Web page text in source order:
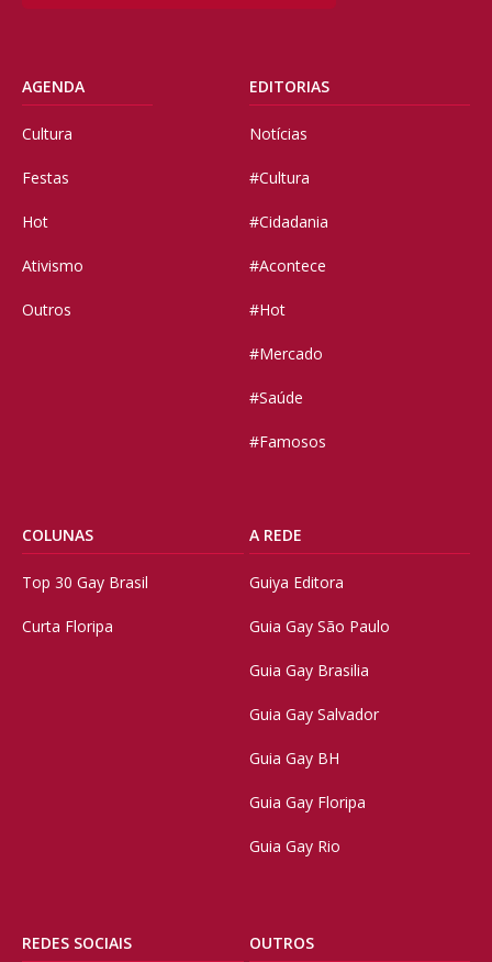
AGENDA
Cultura
Festas
Hot
Ativismo
Outros
EDITORIAS
Notícias
#Cultura
#Cidadania
#Acontece
#Hot
#Mercado
#Saúde
#Famosos
COLUNAS
Top 30 Gay Brasil
Curta Floripa
A REDE
Guiya Editora
Guia Gay São Paulo
Guia Gay Brasilia
Guia Gay Salvador
Guia Gay BH
Guia Gay Floripa
Guia Gay Rio
REDES SOCIAIS OUTROS